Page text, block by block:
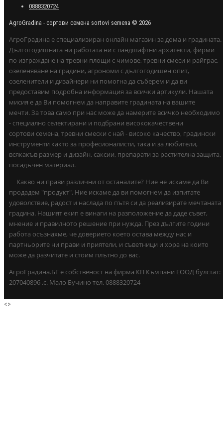
0888320724
AgroGradina - сортови семена sortovi semena © 2026
АгроГрадина е специализиран онлайн магазин за дома и градината.
Дългогодишната ни работата ни с ландшафтни архитекти, фирми
по изграждане на тревни площи с чимове, тревни смеси и райграс,
озеленяване на градини, агрономи с дългогодишен опит,
озеленители и дизайнери ни помогна да съберем и да ви
предоставим подробна информация за всички артикули. Нашата
мисия е да Ви помогнем да направите градината на вашите
мечти. За това само при нас може да намерите всичко необходимо
- специално селектирани и подбрани висококачествени
сортови семена, тревни смески с най - високо качество, градински
инструменти както за професионалисти, така и за любители,
всякакъв размер и дизайн, саксии, препарати за растителна защита,
посадъчен материал.
Какво ни прави различни от останалите? Ние не искаме да Ви
продадем "продукт". Ние искаме да ви помогнем да изпитате
удоволствие, радост и наслада по пътя си да реализирате мечтаната
градина. Нашият екип е винаги на разположение да даде съвет,
мнение и правилното решение при нужда. През дългите години
работа осъзнахме, че доверието което остава между нас и
партньорите ни прави и приятели, и съветници и хора на които
може да разчитате и стоим плътно до вас.
АгроГрадина.БГ е собственост на фирма КП Къмпани ЕООД булстат:
207040896 ,с. Мало Бучино тел. 0888320724
<>